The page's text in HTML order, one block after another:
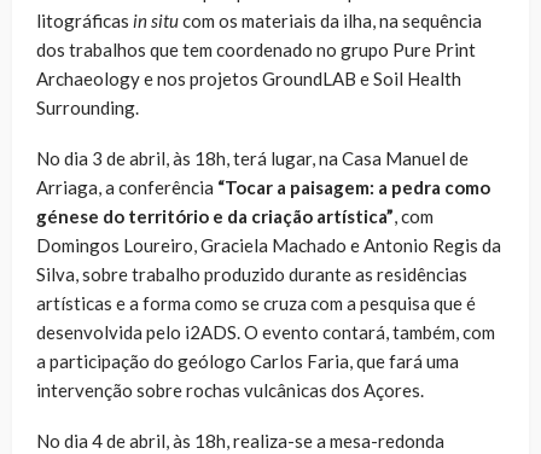
litográficas in situcom os materiais da ilha, na sequência
dos trabalhos que tem coordenado no grupo Pure Print
Archaeology e nos projetos GroundLAB e Soil Health
Surrounding.
No dia 3 de abril, às 18h, terá lugar, na Casa Manuel de
Arriaga, a conferência “Tocar a paisagem: a pedra como
génese do território e da criação artística”,com
Domingos Loureiro, Graciela Machado e Antonio Regis da
Silva, sobre trabalho produzido durante as residências
artísticas e a forma como se cruza com a pesquisa que é
desenvolvida pelo i2ADS. O evento contará, também, com
a participação do geólogo Carlos Faria, que fará uma
intervenção sobre rochas vulcânicas dos Açores.
No dia 4 de abril, às 18h, realiza-se a mesa-redonda